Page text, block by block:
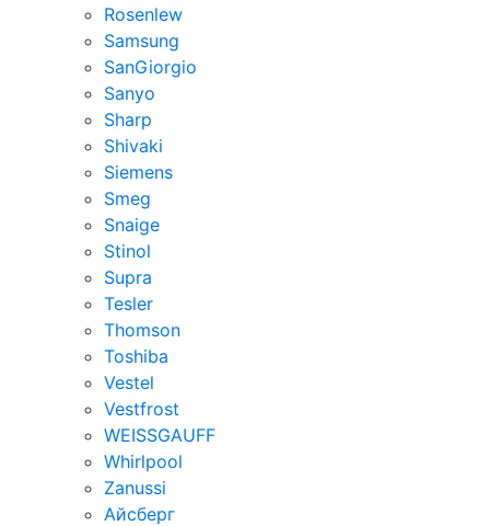
Rosenlew
Samsung
SanGiorgio
Sanyo
Sharp
Shivaki
Siemens
Smeg
Snaige
Stinol
Supra
Tesler
Thomson
Toshiba
Vestel
Vestfrost
WEISSGAUFF
Whirlpool
Zanussi
Айсберг